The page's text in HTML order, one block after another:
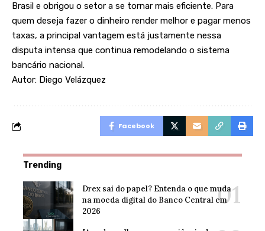
Brasil e obrigou o setor a se tornar mais eficiente. Para
quem deseja fazer o dinheiro render melhor e pagar menos
taxas, a principal vantagem está justamente nessa
disputa intensa que continua remodelando o sistema
bancário nacional.
Autor: Diego Velázquez
Facebook
Trending
Drex sai do papel? Entenda o que muda
na moeda digital do Banco Central em
2026